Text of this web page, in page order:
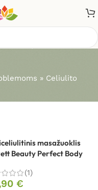
» Celiulito
masažuoklis
Beauty Perfect Body
(1)
€